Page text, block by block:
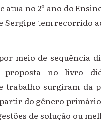
no 2º ano do
Sergipe tem recorrido
meio de sequência
proposta no livro
trabalho surgiram da
do gênero
de solução ou